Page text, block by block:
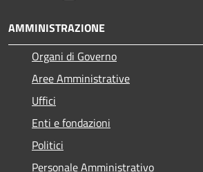
AMMINISTRAZIONE
Organi di Governo
Aree Amministrative
Uffici
Enti e fondazioni
Politici
Personale Amministrativo